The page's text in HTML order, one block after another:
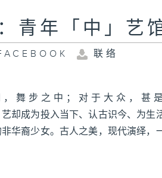
青年「中」艺
联络
舞步之中；对于大众，甚
却成为投入当下、认古识今、为生
华裔少女。古人之美，现代演绎，